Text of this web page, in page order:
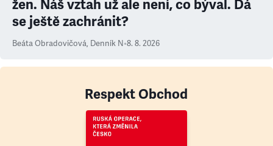
žen. Náš vztah už ale není, co býval. Dá
se ještě zachránit?
Beáta Obradovičová, Denník N•8. 8. 2026
Respekt Obchod